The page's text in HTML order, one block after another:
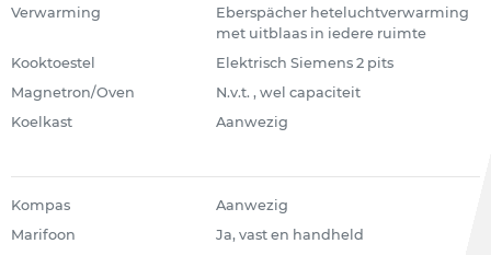
Verwarming
Eberspächer heteluchtverwarming
met uitblaas in iedere ruimte
Kooktoestel
Elektrisch Siemens 2 pits
Magnetron/Oven
N.v.t. , wel capaciteit
Koelkast
Aanwezig
Kompas
Aanwezig
Marifoon
Ja, vast en handheld